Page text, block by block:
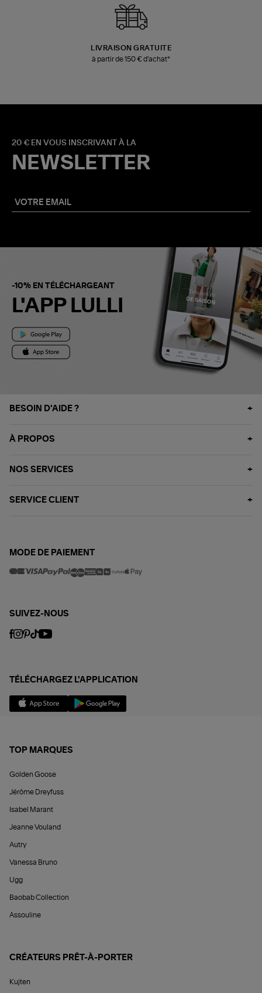
LIVRAISON GRATUITE
à partir de 150 € d'achat*
20 € EN VOUS INSCRIVANT À LA
NEWSLETTER
-10% EN TÉLÉCHARGEANT
L'APP LULLI
BESOIN D'AIDE ?
À PROPOS
NOS SERVICES
SERVICE CLIENT
MODE DE PAIEMENT
SUIVEZ-NOUS
TÉLÉCHARGEZ L'APPLICATION
TOP MARQUES
Golden Goose
Jérôme Dreyfuss
Isabel Marant
Jeanne Vouland
Autry
Vanessa Bruno
Ugg
Baobab Collection
Assouline
CRÉATEURS PRÊT-À-PORTER
Kujten